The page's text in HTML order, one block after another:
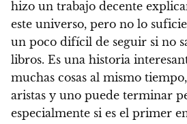
hizo un trabajo decente
este universo, pero no lo
un poco difícil de seguir si no
libros. Es una historia
muchas cosas al mismo
aristas y uno puede terminar
especialmente si es el primer